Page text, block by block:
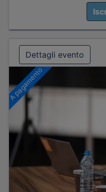
Dettagli evento
A pagamento